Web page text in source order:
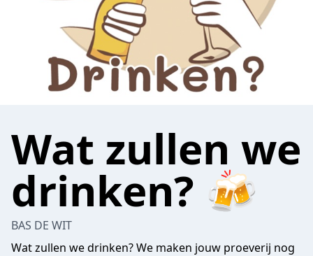
Wat zullen we
drinken? 🍻
BAS DE WIT
Wat zullen we drinken? We maken jouw proeverij nog